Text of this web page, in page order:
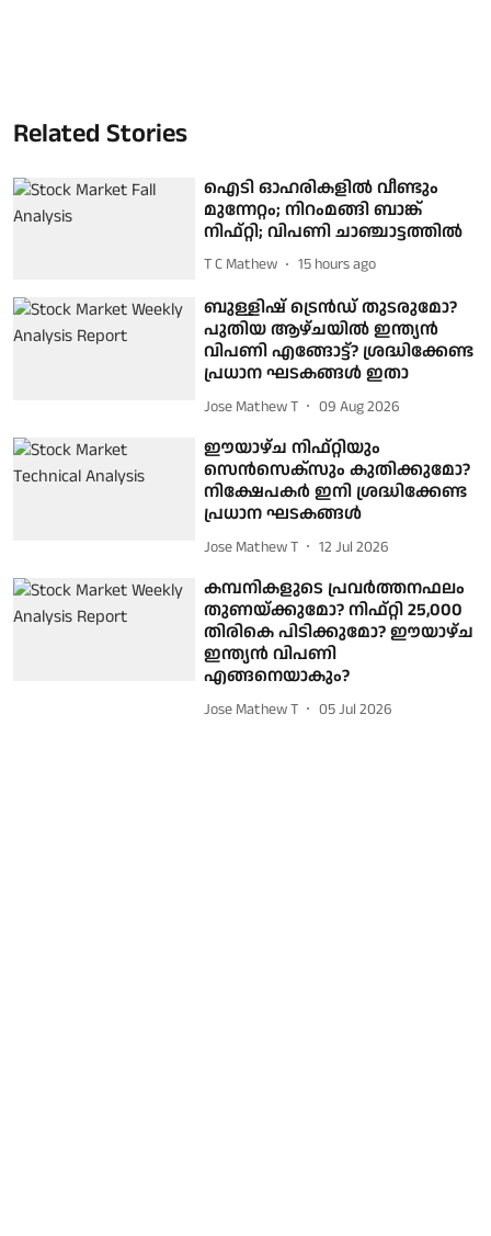
Related Stories
ഐടി ഓഹരികളിൽ വീണ്ടും
മുന്നേറ്റം; നിറംമങ്ങി ബാങ്ക്
നിഫ്റ്റി; വിപണി ചാഞ്ചാട്ടത്തിൽ
T C Mathew 15 hours ago
ബുള്ളിഷ് ട്രെൻഡ് തുടരുമോ?
പുതിയ ആഴ്ചയിൽ ഇന്ത്യൻ
വിപണി എങ്ങോട്ട്? ശ്രദ്ധിക്കേണ്ട
പ്രധാന ഘടകങ്ങൾ ഇതാ
Jose Mathew T 09 Aug 2026
ഈയാഴ്ച നിഫ്റ്റിയും
സെൻസെക്സും കുതിക്കുമോ?
നിക്ഷേപകർ ഇനി ശ്രദ്ധിക്കേണ്ട
പ്രധാന ഘടകങ്ങൾ
Jose Mathew T 12 Jul 2026
കമ്പനികളുടെ പ്രവർത്തനഫലം
തുണയ്ക്കുമോ? നിഫ്റ്റി 25,000
തിരികെ പിടിക്കുമോ? ഈയാഴ്ച
ഇന്ത്യൻ വിപണി
എങ്ങനെയാകും?
Jose Mathew T 05 Jul 2026